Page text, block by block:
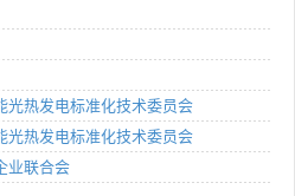
光热发电标准化技术委员会
光热发电标准化技术委员会
业联合会